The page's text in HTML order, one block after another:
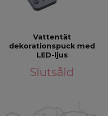
Vattentät
dekorationspuck med
LED-ljus
Slutsåld